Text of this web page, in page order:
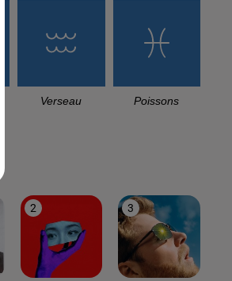
Verseau Poissons
2 3